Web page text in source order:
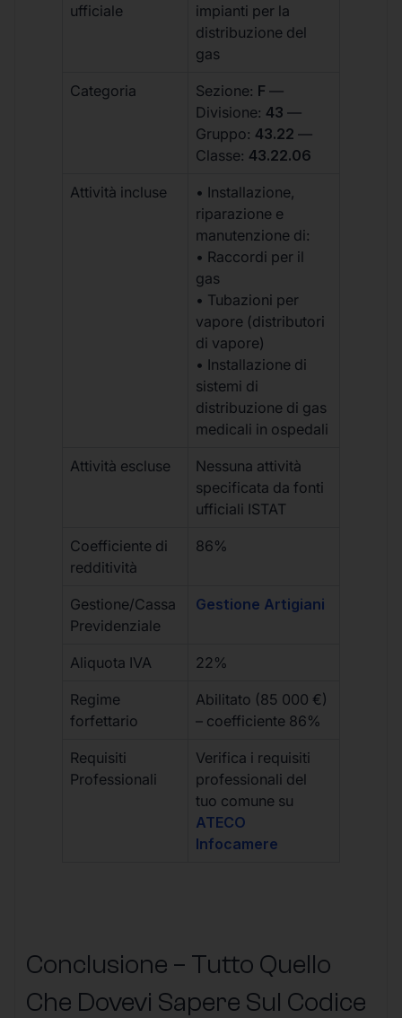
ufficiale
impianti per la
distribuzione del
gas
Categoria Sezione: F —
Divisione: 43 —
Gruppo: 43.22 —
Classe: 43.22.06
Attività incluse
• Installazione,
riparazione e
manutenzione di:
• Raccordi per il
gas
• Tubazioni per
vapore (distributori
di vapore)
• Installazione di
sistemi di
distribuzione di gas
medicali in ospedali
Attività escluse
Nessuna attività
specificata da fonti
ufficiali ISTAT
Coefficiente di
redditività
86%
Gestione/Cassa
Previdenziale
Gestione Artigiani
Aliquota IVA 22%
Regime
forfettario
Abilitato (85 000 €)
– coefficiente 86%
Requisiti
Professionali
Verifica i requisiti
professionali del
tuo comune su
ATECO
Infocamere
Conclusione – Tutto Quello
Che Dovevi Sapere Sul Codice